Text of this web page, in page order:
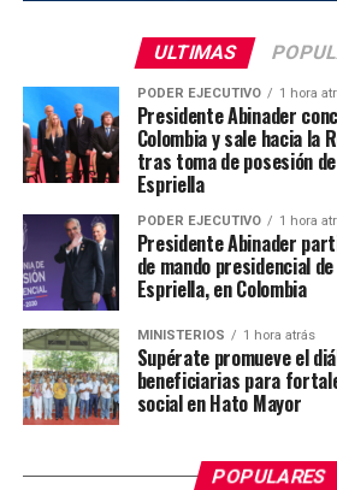
ULTIMAS
PODER EJECUTIVO 1 hora
Presidente Abinader
Colombia y sale hacia la
tras toma de posesión
Espriella
PODER EJECUTIVO 1 hora
Presidente Abinader
de mando presidencial
Espriella, en Colombia
MINISTERIOS 1 hora atrás
Supérate promueve el
beneficiarias para
social en Hato Mayor
POPULARES